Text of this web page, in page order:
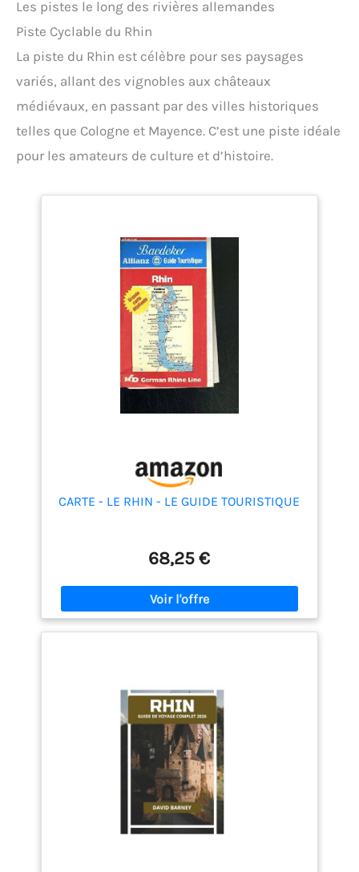
Les pistes le long des rivières allemandes
Piste Cyclable du Rhin
La piste du Rhin est célèbre pour ses paysages
variés, allant des vignobles aux châteaux
médiévaux, en passant par des villes historiques
telles que Cologne et Mayence. C’est une piste idéale
pour les amateurs de culture et d’histoire.
CARTE - LE RHIN - LE GUIDE TOURISTIQUE
68,25 €